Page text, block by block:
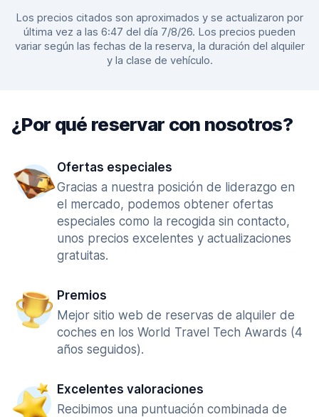
Los precios citados son aproximados y se actualizaron por
última vez a las 6:47 del día 7/8/26. Los precios pueden
variar según las fechas de la reserva, la duración del alquiler
y la clase de vehículo.
¿Por qué reservar con nosotros?
Ofertas especiales
Gracias a nuestra posición de liderazgo en
el mercado, podemos obtener ofertas
especiales como la recogida sin contacto,
unos precios excelentes y actualizaciones
gratuitas.
Premios
Mejor sitio web de reservas de alquiler de
coches en los World Travel Tech Awards (4
años seguidos).
Excelentes valoraciones
Recibimos una puntuación combinada de